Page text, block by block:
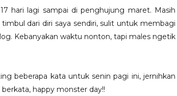
hari lagi sampai di penghujung maret. Masih
dari diri saya sendiri, sulit untuk membagi
Kebanyakan waktu nonton, tapi males ngetik
beberapa kata untuk senin pagi ini, jernihkan
happy monster day!!